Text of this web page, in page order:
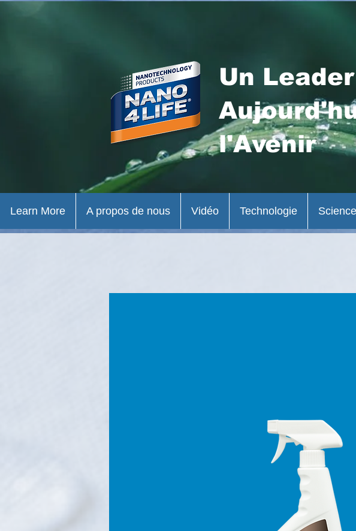
Un
l'Avenir
Learn More A propos de nous Vidéo Technologie Science